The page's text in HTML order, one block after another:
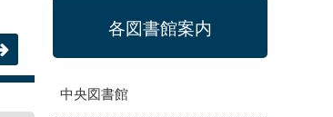
各図書館案内
中央図書館